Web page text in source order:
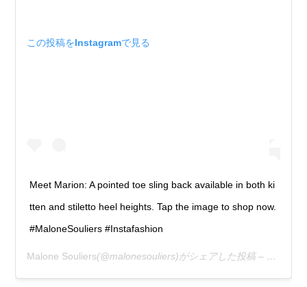
この投稿をInstagramで見る
Meet Marion: A pointed toe sling back available in both ki
tten and stiletto heel heights. Tap the image to shop now.
#MaloneSouliers #Instafashion
Malone Souliers(@malonesouliers)がシェアした投稿 – 2020年